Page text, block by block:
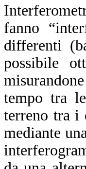
fanno
differenti
possibile
tempo tra
terreno tra i
mediante